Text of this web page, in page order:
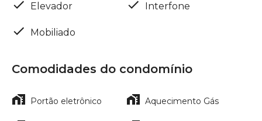
Elevador Interfone
Mobiliado
Comodidades do condomínio
Portão eletrônico Aquecimento Gás